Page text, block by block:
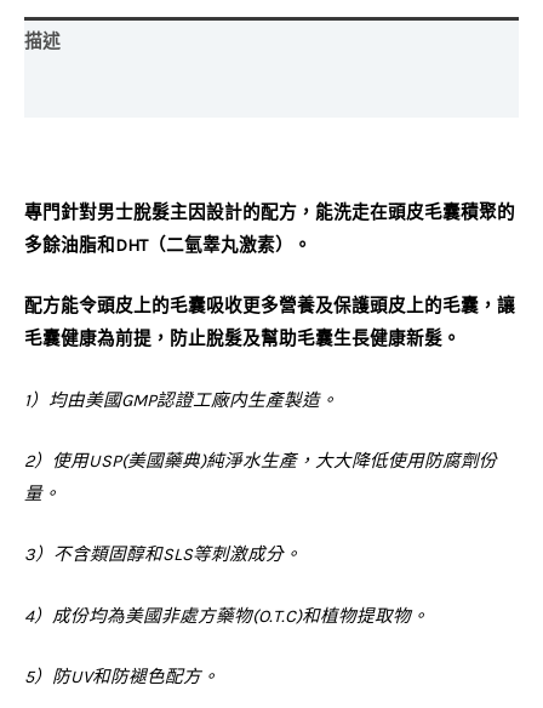
描述
專門針對男士脫髮主因設計的配方，能洗走在頭皮毛囊積聚的
多餘油脂和 DHT（二氫睾丸激素）。
配方能令頭皮上的毛囊吸收更多營養及保護頭皮上的毛囊，讓
毛囊健康為前提，防止脫髮及幫助毛囊生長健康新髮。
1）均由美國GMP認證工廠内生產製造。
2）使用USP(美國藥典)純淨水生產，大大降低使用防腐劑份
量。
3）不含類固醇和SLS等刺激成分。
4）成份均為美國非處方藥物(O.T.C)和植物提取物。
5）防UV和防褪色配方。